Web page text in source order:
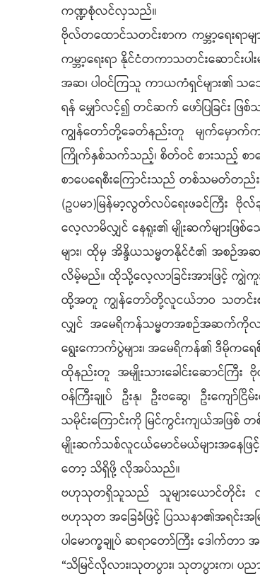
ကဏ္ဍစုံလင်လှသည်။
ဗိုလ်တထောင်သတင်းစာက ကမ္ဘာ့ရေးရ
ကမ္ဘာ့ရေးရာ နိုင်ငံတကာသတင်းဆောင်းပါး
အဆ၊ ပါဝင်ကြသူ ကာယကံရှင်များ၏ သဘေ
ရန် မျှော်လင့်၍ တင်ဆက် ဖော်ပြခြင်း
ကျွန်တော်တို့ခေတ်နည်းတူ မျက်မှောက်
ကြိုက်နှစ်သက်သည့်၊ စိတ်ဝင် စားသည့် စာပေ၊
စာပေရေစီးကြောင်းသည် တစ်သမတ်
(ဥပမာ)မြန်မာ့လွတ်လပ်ရေးဖခင်ကြီး
လေ့လာမိလျှင် နေရူး၏ မျိုးဆက်များဖြစ်သ
များ၊ ထိုမှ အိန္ဒိယသမ္မတနိုင်ငံ၏ အစဉ်အ
လိမ့်မည်။ ထိုသို့လေ့လာခြင်းအားဖြင့် ကျွဲကူ
ထို့အတူ ကျွန်တော်တို့လူငယ်ဘဝ သတင်းစာဖ
လျှင် အမေရိကန်သမ္မတအစဉ်အဆက်ကိုလ
ရွေးကောက်ပွဲများ၊ အမေရိကန်၏ ဒီမိုကရေ
ထိုနည်းတူ အမျိုးသားခေါင်းဆောင်ကြီး
ဝန်ကြီးချုပ် ဦးနု၊ ဦးဗဆွေ၊ ဦးကျ
သမိုင်းကြောင်းကို မြင်ကွင်းကျယ်အဖြ
မျိုးဆက်သစ်လူငယ်မောင်မယ်များအနေဖ
တော့ သိရှိဖို့ လိုအပ်သည်။
ဗဟုသုတရှိသူသည် သူများယောင်တိုင်း လိုက်
ဗဟုသုတ အခြေခံဖြင့် ပြဿနာ၏အရင်းအမ
ပါမောက္ခချုပ် ဆရာတော်ကြီး ဒေါက်
“သိမြင်လိုလား၊သုတပွား၊ သုတပွားက၊ ပည